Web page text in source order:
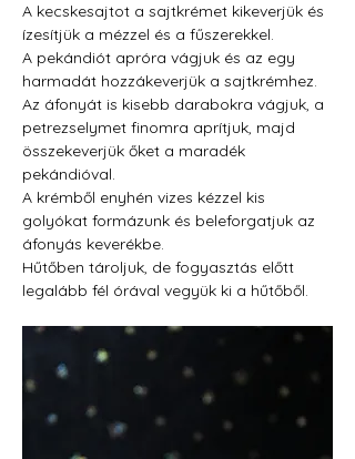
A kecskesajtot a sajtkrémet kikeverjük és
ízesítjük a mézzel és a fűszerekkel.
A pekándiót apróra vágjuk és az egy
harmadát hozzákeverjük a sajtkrémhez.
Az áfonyát is kisebb darabokra vágjuk, a
petrezselymet finomra aprítjuk, majd
összekeverjük őket a maradék
pekándióval.
A krémből enyhén vizes kézzel kis
golyókat formázunk és beleforgatjuk az
áfonyás keverékbe.
Hűtőben tároljuk, de fogyasztás előtt
legalább fél órával vegyük ki a hűtőből.